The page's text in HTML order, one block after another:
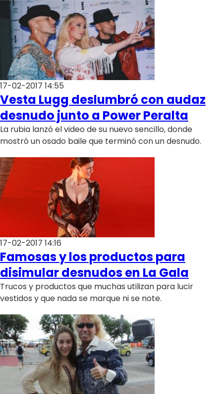
17-02-2017 14:55
Vesta Lugg deslumbró con audaz
desnudo junto a Power Peralta
La rubia lanzó el video de su nuevo sencillo, donde
mostró un osado baile que terminó con un desnudo.
17-02-2017 14:16
Famosas y los productos para
disimular desnudos en La Gala
Trucos y productos que muchas utilizan para lucir
vestidos y que nada se marque ni se note.